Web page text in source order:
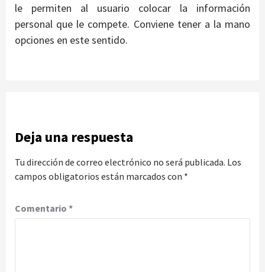
le permiten al usuario colocar la información
personal que le compete. Conviene tener a la mano
opciones en este sentido.
Deja una respuesta
Tu dirección de correo electrónico no será publicada. Los
campos obligatorios están marcados con *
Comentario *